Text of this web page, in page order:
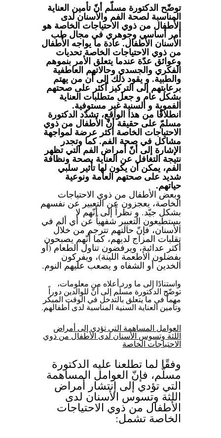
توضّح الدكتورة مسلّم أنّ تأمين العناية
المناسبة لصحة الفم والأسنان لدى
الأطفال من ذوي الاحتياجات الخاصة هو
أمر أساسي وجوهري في مجال طب
الأسنان الأطفال. عادة ما يواجه الأطفال
من ذوي الاحتياجات الخاصة تحديات
وعوائق عدّة عندما يتعلق الأمر بنموهم
الفكري والجسدي وحالاتهم العاطفية
والطبية. و يقود ذلك إلى أن من يهتم
برعايتهم إلى التركيز أكثر على صحتهم
بشكل عام و جعل متطلبات العناية
الفموية و السنية غير مستوفية.
انطلاقًا من هذا الواقع، تشدّد الدكتورة
مسلمّ على حقيقة أنّ الأطفال من ذوي
الاحتياجات الخاصة أكثر عرضة لمواجهة
مشاكل في صحة الفم. كما وتجدر
الإشارة إلى أنّ أمراض الفم التي تظهر
نتيجة التغافل عن العناية بصحة ونظافة
الفم، يمكن أن يكون لها تأثير سلبي
شديد على صحتهم العامة ونوعية
حياتهم.
وبعض الأطفال من ذوي الاحتياجات
الخاصة، يعجزون عن التعبير عن نفسهم
بشكل جيّد. و نظراً إلى أنّهم لا
يستطيعون التعبير شفهياً عن أي ألم في
الأسنان، فإنّ حالتهم تترجم من خلال
تقلبات المزاج لديهم، كما أنّهم يصبحون
أكثر عدائية، ويرفضون تناول الطعام (أو
يفضلون الأطعمة اللينة)، ويفركون
الخدين أو الشفاه و يصعب عليهم النوم.
واستنادًا إلى ما ورد أعلاه من معلومات،
توضّح الدكتورة مسلّم إلى أنّ للوالدين دوراً
مهماً في ما يتعلق بالتدخل في الوقت المبكر
وتأمين العناية السنية المناسبة لدى أطفالهم.
العوامل المساهمة التي تؤدي إلى أمراض
اللثة وتسوس الأسنان لدى الأطفال من ذوي
الاحتياجات الخاصة
وفقًا لما تطلعنا عليه الدكتورة
مسلّم، فإنّ العوامل المساهمة
التي تؤدي إلى إنتشار أمراض
اللثة وتسوس الأسنان لدى
الأطفال من ذوي الاحتياجات
الخاصة تشمل: